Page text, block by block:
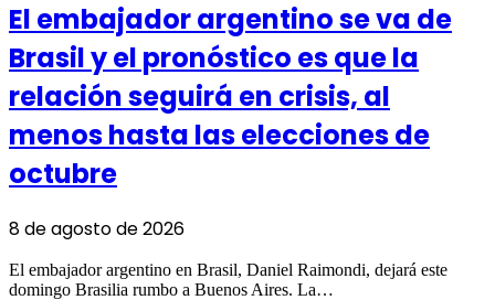
El embajador argentino se va de
Brasil y el pronóstico es que la
relación seguirá en crisis, al
menos hasta las elecciones de
octubre
8 de agosto de 2026
El embajador argentino en Brasil, Daniel Raimondi, dejará este
domingo Brasilia rumbo a Buenos Aires. La…